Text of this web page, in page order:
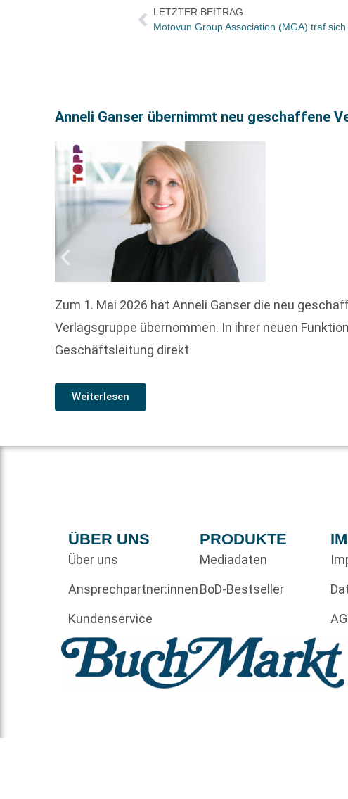
LETZTER BEITRAG
Motovun Group Association (MGA) traf
Anneli Ganser übernimmt neu geschaffene
Zum 1. Mai 2026 hat Anneli Ganser die neu
Verlagsgruppe übernommen. In ihrer neuen
Geschäftsleitung direkt
Weiterlesen
ÜBER UNS
Über uns
Ansprechpartner:innen
Kundenservice
PRODUKTE
Mediadaten
BoD-Bestseller